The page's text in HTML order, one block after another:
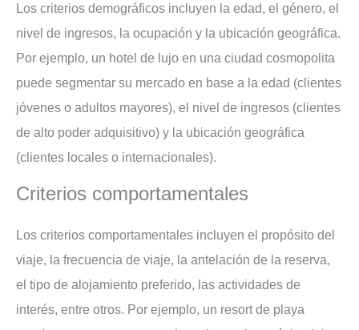
Los criterios demográficos incluyen la edad, el género, el
nivel de ingresos, la ocupación y la ubicación geográfica.
Por ejemplo, un hotel de lujo en una ciudad cosmopolita
puede segmentar su mercado en base a la edad (clientes
jóvenes o adultos mayores), el nivel de ingresos (clientes
de alto poder adquisitivo) y la ubicación geográfica
(clientes locales o internacionales).
Criterios comportamentales
Los criterios comportamentales incluyen el propósito del
viaje, la frecuencia de viaje, la antelación de la reserva,
el tipo de alojamiento preferido, las actividades de
interés, entre otros. Por ejemplo, un resort de playa